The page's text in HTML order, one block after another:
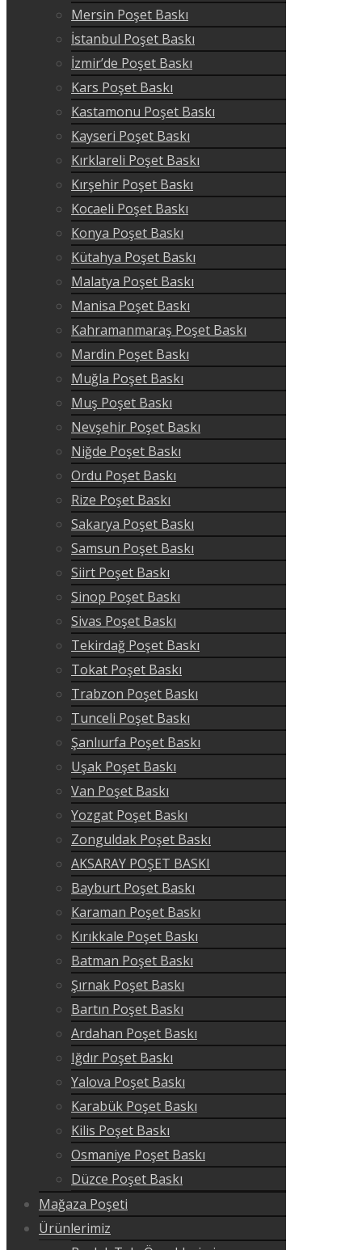
Mersin Poşet Baskı
İstanbul Poşet Baskı
İzmir’de Poşet Baskı
Kars Poşet Baskı
Kastamonu Poşet Baskı
Kayseri Poşet Baskı
Kırklareli Poşet Baskı
Kırşehir Poşet Baskı
Kocaeli Poşet Baskı
Konya Poşet Baskı
Kütahya Poşet Baskı
Malatya Poşet Baskı
Manisa Poşet Baskı
Kahramanmaraş Poşet Baskı
Mardin Poşet Baskı
Muğla Poşet Baskı
Muş Poşet Baskı
Nevşehir Poşet Baskı
Niğde Poşet Baskı
Ordu Poşet Baskı
Rize Poşet Baskı
Sakarya Poşet Baskı
Samsun Poşet Baskı
Siirt Poşet Baskı
Sinop Poşet Baskı
Sivas Poşet Baskı
Tekirdağ Poşet Baskı
Tokat Poşet Baskı
Trabzon Poşet Baskı
Tunceli Poşet Baskı
Şanlıurfa Poşet Baskı
Uşak Poşet Baskı
Van Poşet Baskı
Yozgat Poşet Baskı
Zonguldak Poşet Baskı
AKSARAY POŞET BASKI
Bayburt Poşet Baskı
Karaman Poşet Baskı
Kırıkkale Poşet Baskı
Batman Poşet Baskı
Şırnak Poşet Baskı
Bartın Poşet Baskı
Ardahan Poşet Baskı
Iğdır Poşet Baskı
Yalova Poşet Baskı
Karabük Poşet Baskı
Kilis Poşet Baskı
Osmaniye Poşet Baskı
Düzce Poşet Baskı
Mağaza Poşeti
Ürünlerimiz